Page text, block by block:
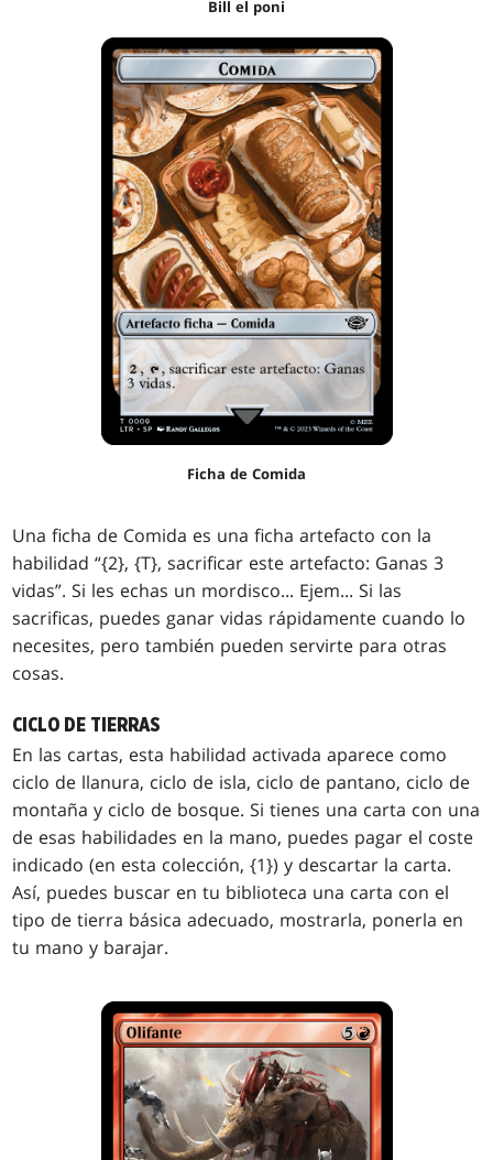
Bill el poni
Ficha de Comida
Una ficha de Comida es una ficha artefacto con la
habilidad “{2}, {T}, sacrificar este artefacto: Ganas 3
vidas”. Si les echas un mordisco... Ejem... Si las
sacrificas, puedes ganar vidas rápidamente cuando lo
necesites, pero también pueden servirte para otras
cosas.
CICLO DE TIERRAS
En las cartas, esta habilidad activada aparece como
ciclo de llanura, ciclo de isla, ciclo de pantano, ciclo de
montaña y ciclo de bosque. Si tienes una carta con una
de esas habilidades en la mano, puedes pagar el coste
indicado (en esta colección, {1}) y descartar la carta.
Así, puedes buscar en tu biblioteca una carta con el
tipo de tierra básica adecuado, mostrarla, ponerla en
tu mano y barajar.